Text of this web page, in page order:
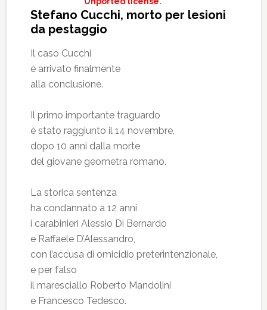
Stefano Cucchi, morto per lesioni
da pestaggio
Il caso Cucchi
è arrivato finalmente
alla conclusione.
Il primo importante traguardo
è stato raggiunto il 14 novembre,
dopo 10 anni dalla morte
del giovane geometra romano.
La storica sentenza
ha condannato a 12 anni
i carabinieri Alessio Di Bernardo
e Raffaele D’Alessandro,
con l’accusa di omicidio preterintenzionale,
e per falso
il maresciallo Roberto Mandolini
e Francesco Tedesco.